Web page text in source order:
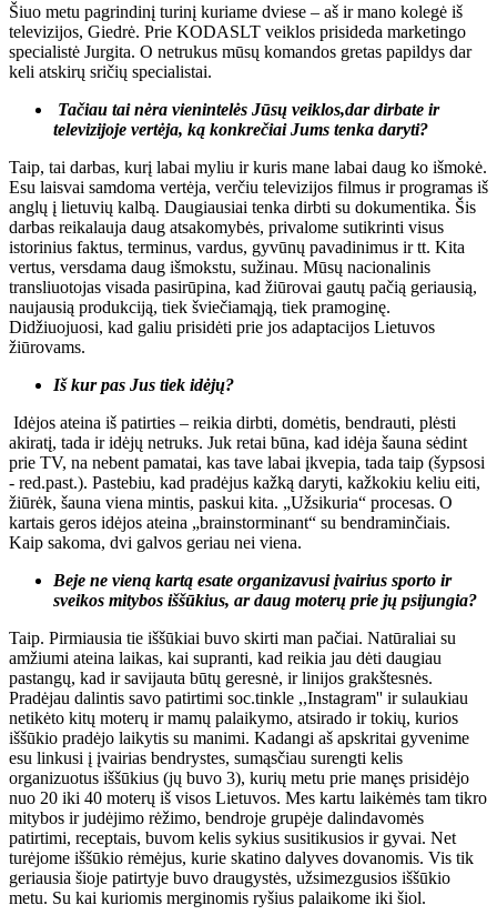
Šiuo metu pagrindinį turinį kuriame dviese – aš ir mano kolegė iš
televizijos, Giedrė. Prie KODASLT veiklos prisideda marketingo
specialistė Jurgita. O netrukus mūsų komandos gretas papildys dar
keli atskirų sričių specialistai.
Tačiau tai nėra vienintelės Jūsų veiklos,dar dirbate ir
televizijoje vertėja, ką konkrečiai Jums tenka daryti?
Taip, tai darbas, kurį labai myliu ir kuris mane labai daug ko išmokė.
Esu laisvai samdoma vertėja, verčiu televizijos filmus ir programas iš
anglų į lietuvių kalbą. Daugiausiai tenka dirbti su dokumentika. Šis
darbas reikalauja daug atsakomybės, privalome sutikrinti visus
istorinius faktus, terminus, vardus, gyvūnų pavadinimus ir tt. Kita
vertus, versdama daug išmokstu, sužinau. Mūsų nacionalinis
transliuotojas visada pasirūpina, kad žiūrovai gautų pačią geriausią,
naujausią produkciją, tiek šviečiamąją, tiek pramoginę.
Didžiuojuosi, kad galiu prisidėti prie jos adaptacijos Lietuvos
žiūrovams.
Iš kur pas Jus tiek idėjų?
Idėjos ateina iš patirties – reikia dirbti, domėtis, bendrauti, plėsti
akiratį, tada ir idėjų netruks. Juk retai būna, kad idėja šauna sėdint
prie TV, na nebent pamatai, kas tave labai įkvepia, tada taip (šypsosi
- red.past.). Pastebiu, kad pradėjus kažką daryti, kažkokiu keliu eiti,
žiūrėk, šauna viena mintis, paskui kita. „Užsikuria“ procesas. O
kartais geros idėjos ateina „brainstorminant“ su bendraminčiais.
Kaip sakoma, dvi galvos geriau nei viena.
Beje ne vieną kartą esate organizavusi įvairius sporto ir
sveikos mitybos iššūkius, ar daug moterų prie jų psijungia?
Taip. Pirmiausia tie iššūkiai buvo skirti man pačiai. Natūraliai su
amžiumi ateina laikas, kai supranti, kad reikia jau dėti daugiau
pastangų, kad ir savijauta būtų geresnė, ir linijos grakštesnės.
Pradėjau dalintis savo patirtimi soc.tinkle ,,Instagram'' ir sulaukiau
netikėto kitų moterų ir mamų palaikymo, atsirado ir tokių, kurios
iššūkio pradėjo laikytis su manimi. Kadangi aš apskritai gyvenime
esu linkusi į įvairias bendrystes, sumąsčiau surengti kelis
organizuotus iššūkius (jų buvo 3), kurių metu prie manęs prisidėjo
nuo 20 iki 40 moterų iš visos Lietuvos. Mes kartu laikėmės tam tikro
mitybos ir judėjimo rėžimo, bendroje grupėje dalindavomės
patirtimi, receptais, buvom kelis sykius susitikusios ir gyvai. Net
turėjome iššūkio rėmėjus, kurie skatino dalyves dovanomis. Vis tik
geriausia šioje patirtyje buvo draugystės, užsimezgusios iššūkio
metu. Su kai kuriomis merginomis ryšius palaikome iki šiol.